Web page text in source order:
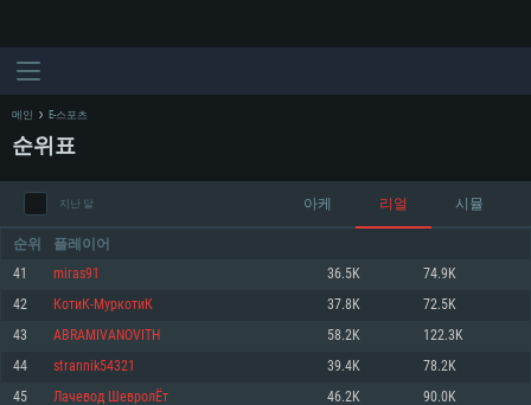
시스템 요구사항
메인 E-스포츠
순위표
지난 달 아케 리얼 시뮬
순위 플레이어
41 miras91 36.5K 74.9K
42 КотиК-МуркотиК 37.8K 72.5K
43 ABRAMIVANOVITH 58.2K 122.3K
44 strannik54321 39.4K 78.2K
45 Лачевод ШевролЁт 46.2K 90.0K